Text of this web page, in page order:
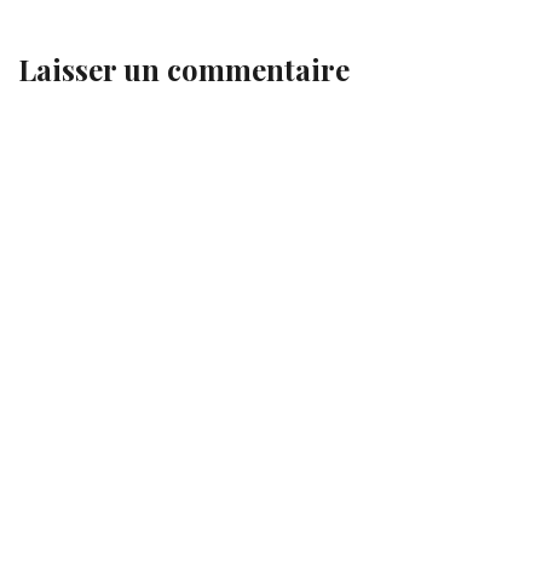
Laisser un commentaire